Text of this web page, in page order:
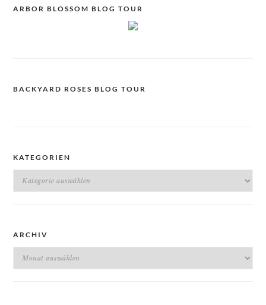
ARBOR BLOSSOM BLOG TOUR
BACKYARD ROSES BLOG TOUR
KATEGORIEN
Kategorien
ARCHIV
Archiv